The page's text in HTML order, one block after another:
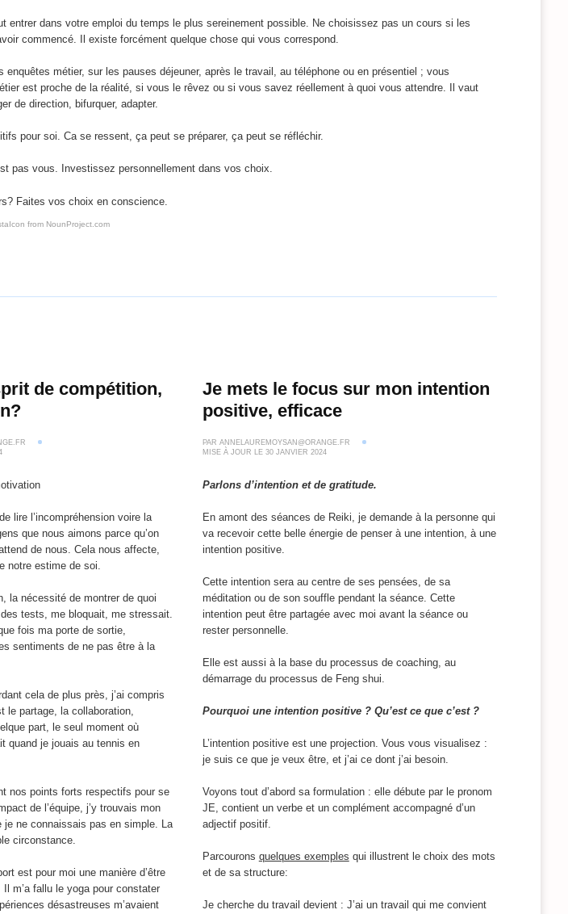
dans votre emploi du temps le plus sereinement possible. Ne choisissez pas un cours si les
commencé. Il existe forcément quelque chose qui vous correspond.
métier, sur les pauses déjeuner, après le travail, au téléphone ou en présentiel ; vous
est proche de la réalité, si vous le rêvez ou si vous savez réellement à quoi vous attendre. Il vaut
de direction, bifurquer, adapter.
pour soi. Ca se ressent, ça peut se préparer, ça peut se réfléchir.
pas vous. Investissez personnellement dans vos choix.
from NounProject.com
de compétition,
lire l’incompréhension voire la
que nous aimons parce qu’on
de nous. Cela nous affecte,
notre estime de soi.
la nécessité de montrer de quoi
tests, me bloquait, me stressait.
fois ma porte de sortie,
sentiments de ne pas être à la
cela de plus près, j’ai compris
le partage, la collaboration,
part, le seul moment où
quand je jouais au tennis en
nos points forts respectifs pour se
de l’équipe, j’y trouvais mon
je ne connaissais pas en simple. La
circonstance.
est pour moi une manière d’être
m’a fallu le yoga pour constater
désastreuses m’avaient
Je mets le focus sur mon intention
positive, efficace
PAR ANNELAUREMOYSAN@ORANGE.FR
MISE À JOUR LE 30 JANVIER 2024
Parlons d’intention et de gratitude.
En amont des séances de Reiki, je demande à la personne qui
va recevoir cette belle énergie de penser à une intention, à une
intention positive.
Cette intention sera au centre de ses pensées, de sa
méditation ou de son souffle pendant la séance. Cette
intention peut être partagée avec moi avant la séance ou
rester personnelle.
Elle est aussi à la base du processus de coaching, au
démarrage du processus de Feng shui.
Pourquoi une intention positive ? Qu’est ce que c’est ?
L’intention positive est une projection. Vous vous visualisez :
je suis ce que je veux être, et j’ai ce dont j’ai besoin.
Voyons tout d’abord sa formulation : elle débute par le pronom
JE, contient un verbe et un complément accompagné d’un
adjectif positif.
Parcourons quelques exemples qui illustrent le choix des mots
et de sa structure:
Je cherche du travail devient : J’ai un travail qui me convient